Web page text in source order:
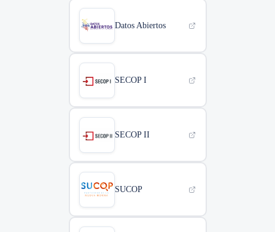
Datos Abiertos
SECOP I
SECOP II
SUCOP